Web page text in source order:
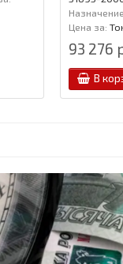
Цена за:
93 276
В